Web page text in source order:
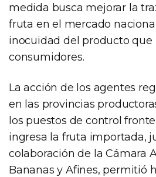
medida busca mejorar la
fruta en el mercado
inocuidad del producto que
consumidores.
La acción de los agentes
en las provincias
los puestos de control
ingresa la fruta importada,
colaboración de la Cámara
Bananas y Afines, permitió